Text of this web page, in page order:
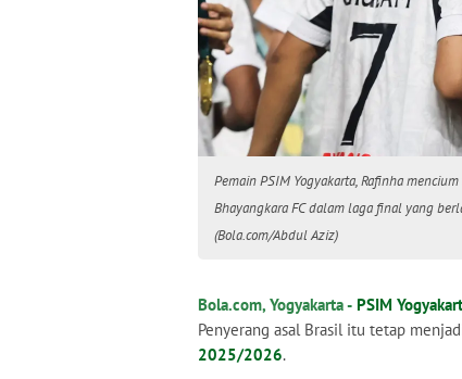
Pemain PSIM Yogyakarta, Rafinha
Bhayangkara FC dalam laga final yang
(Bola.com/Abdul Aziz)
Bola.com, Yogyakarta - PSIM
Penyerang asal Brasil itu tetap
2025/2026.